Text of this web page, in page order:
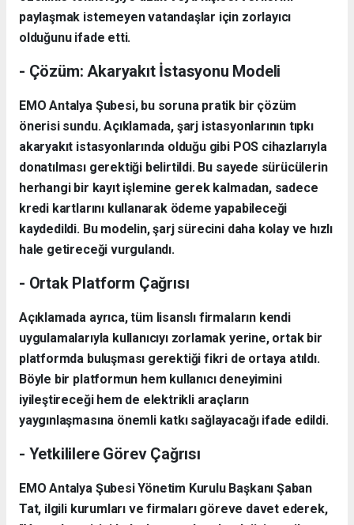
paylaşmak istemeyen vatandaşlar için zorlayıcı
olduğunu ifade etti.
- Çözüm: Akaryakıt İstasyonu Modeli
EMO Antalya Şubesi, bu soruna pratik bir çözüm
önerisi sundu. Açıklamada, şarj istasyonlarının tıpkı
akaryakıt istasyonlarında olduğu gibi POS cihazlarıyla
donatılması gerektiği belirtildi. Bu sayede sürücülerin
herhangi bir kayıt işlemine gerek kalmadan, sadece
kredi kartlarını kullanarak ödeme yapabileceği
kaydedildi. Bu modelin, şarj sürecini daha kolay ve hızlı
hale getireceği vurgulandı.
- Ortak Platform Çağrısı
Açıklamada ayrıca, tüm lisanslı firmaların kendi
uygulamalarıyla kullanıcıyı zorlamak yerine, ortak bir
platformda buluşması gerektiği fikri de ortaya atıldı.
Böyle bir platformun hem kullanıcı deneyimini
iyileştireceği hem de elektrikli araçların
yaygınlaşmasına önemli katkı sağlayacağı ifade edildi.
- Yetkililere Görev Çağrısı
EMO Antalya Şubesi Yönetim Kurulu Başkanı Şaban
Tat, ilgili kurumları ve firmaları göreve davet ederek,